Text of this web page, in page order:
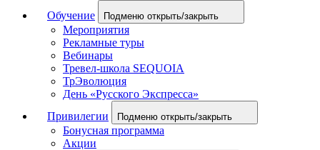
Обучение
Подменю открыть/закрыть
Мероприятия
Рекламные туры
Вебинары
Тревел-школа SEQUOIA
ТрЭволюция
День «Русского Экспресса»
Привилегии
Подменю открыть/закрыть
Бонусная программа
Акции